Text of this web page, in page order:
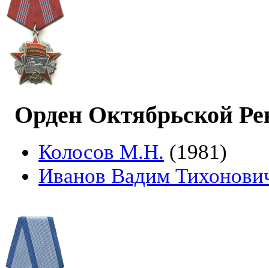
Орден Октябрьской
Колосов М.Н. (1981)
Иванов Вадим